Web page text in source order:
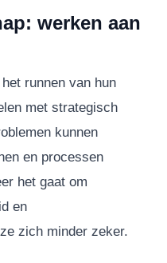
werken aan
runnen van hun
met strategisch
kunnen
en processen
het gaat om
en
zich minder zeker.